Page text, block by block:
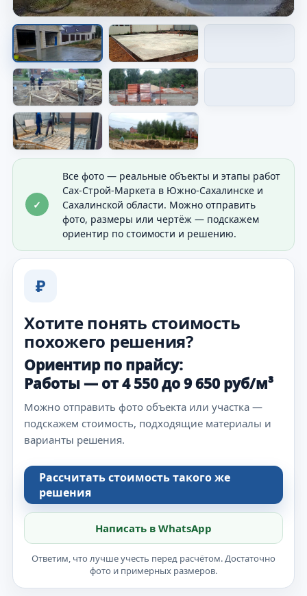
Опалубка перед заливкой
Показана форма будущего основания перед
бетоном.
✓
Все фото — реальные объекты и этапы работ
Сах-Строй-Маркета в Южно-Сахалинске и
Сахалинской области. Можно отправить
фото, размеры или чертёж — подскажем
ориентир по стоимости и решению.
₽
Хотите понять стоимость
похожего решения?
Ориентир по прайсу:
Работы — от 4 550 до 9 650 руб/м³
Можно отправить фото объекта или участка —
подскажем стоимость, подходящие материалы и
варианты решения.
Рассчитать стоимость такого же
решения
Написать в WhatsApp
Ответим, что лучше учесть перед расчётом. Достаточно
фото и примерных размеров.